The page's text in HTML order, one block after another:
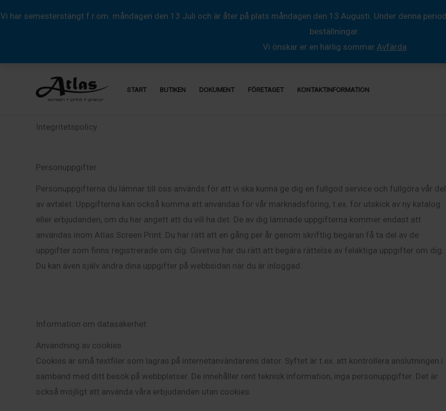
Vi har semesterstängt f.r.om. måndagen den 13 Juli och är åter på plats måndagen den 13 Augusti. Under denna
beställningar.
Vi önskar er en härlig sommar Avfärda
START BUTIKEN DOKUMENT FÖRETAGET KONTAKTINFORMATION
Integritetspolicy
Personuppgifter
Personuppgifterna du lämnar till oss används för att vi ska kunna ge dig en fullgod service och fullgöra vår del
av avtalet. Uppgifterna kan också komma att användas för vår marknadsföring, t.ex. för utskick av ny katalog
eller erbjudanden, om du har angett att du vill ha det. De av dig lämnade uppgifterna kommer endast att
användas inom Atlas Screen Print. Du har rätt att en gång per år genom skriftlig begäran få ta del av de
uppgifter som finns registrerade om dig. Givetvis har du rätt att begära rättelse av felaktiga uppgifter om dig.
Du kan även själv ändra dina uppgifter på webbsidan när du är inloggad.
Information om datasäkerhet
Användning av cookies
Cookies är små textfiler som lagras på internetanvändarens dator. Syftet är t.ex. att kontrollera anslutningen i
samband med ditt besök på webbplatser. De innehåller rent teknisk information, inga personuppgifter. Det är
också möjligt att använda våra erbjudanden utan cookies.